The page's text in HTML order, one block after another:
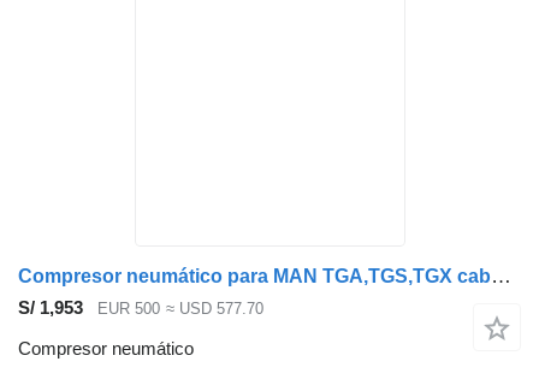
Compresor neumático para MAN TGA,TGS,TGX cabeza tractora
S/ 1,953 EUR 500 ≈ USD 577.70
Compresor neumático